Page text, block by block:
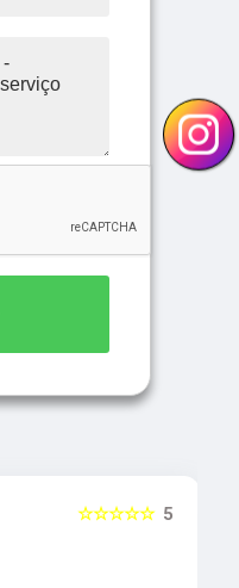
5
☆☆☆☆☆